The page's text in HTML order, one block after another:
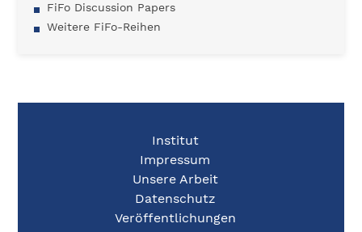
FiFo Discussion Papers
Weitere FiFo-Reihen
Institut
Impressum
Unsere Arbeit
Datenschutz
Veröffentlichungen